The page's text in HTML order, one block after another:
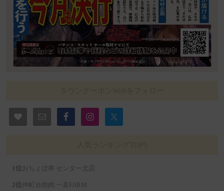
おちょぼ串 センター北店
仲町台焼肉 一喜FARM